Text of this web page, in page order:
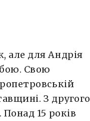
але для Андрія
Свою
З другого
15 років